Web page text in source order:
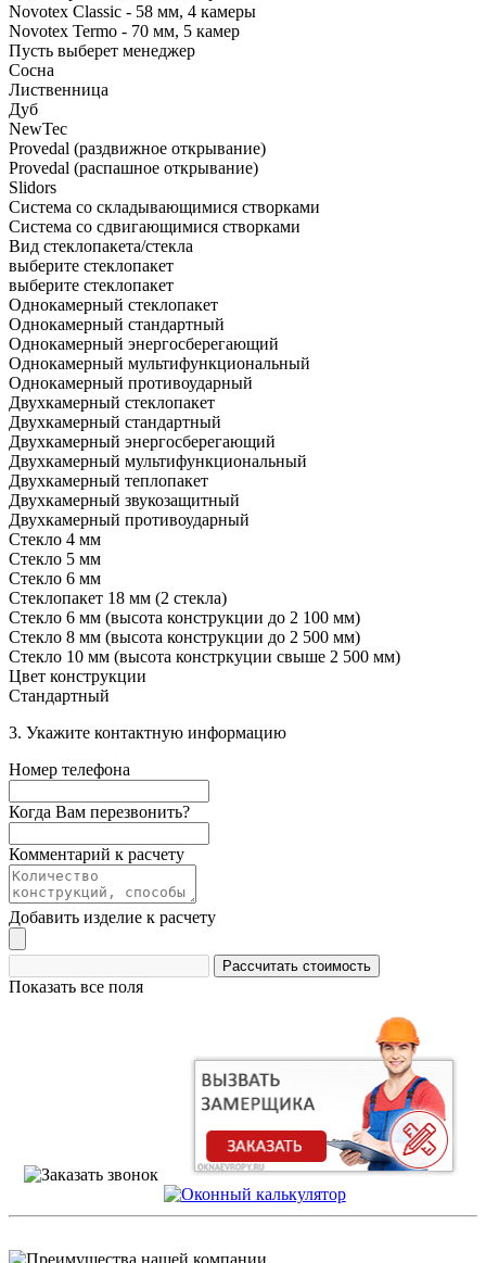
Novotex Classic - 58 мм, 4 камеры
Novotex Termo - 70 мм, 5 камер
Пусть выберет менеджер
Сосна
Лиственница
Дуб
NewTec
Provedal (раздвижное открывание)
Provedal (распашное открывание)
Slidors
Система со складывающимися створками
Система со сдвигающимися створками
Вид стеклопакета/стекла
выберите стеклопакет
выберите стеклопакет
Однокамерный стеклопакет
Однокамерный стандартный
Однокамерный энергосберегающий
Однокамерный мультифункциональный
Однокамерный противоударный
Двухкамерный стеклопакет
Двухкамерный стандартный
Двухкамерный энергосберегающий
Двухкамерный мультифункциональный
Двухкамерный теплопакет
Двухкамерный звукозащитный
Двухкамерный противоударный
Стекло 4 мм
Стекло 5 мм
Стекло 6 мм
Стеклопакет 18 мм (2 стекла)
Стекло 6 мм (высота конструкции до 2 100 мм)
Стекло 8 мм (высота конструкции до 2 500 мм)
Стекло 10 мм (высота констркуции свыше 2 500 мм)
Цвет конструкции
Стандартный
3. Укажите контактную информацию
Номер телефона
Когда Вам перезвонить?
Комментарий к расчету
Добавить изделие к расчету
Показать все поля